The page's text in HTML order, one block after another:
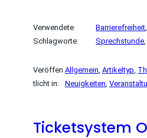
Verwendete
Schlagworte:
Barrierefreiheit
Sprechstunde
Veröffen
tlicht in:
Allgemein , Artikeltyp
Neuigkeiten ,
Ticketsystem